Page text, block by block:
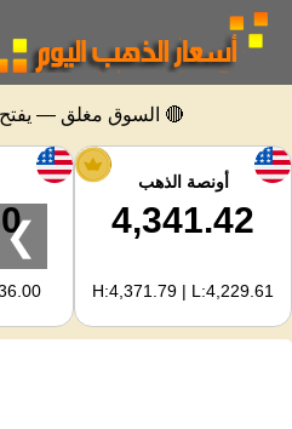
سعر
اسعار
حاسبة
🔴 السوق مغلق —
أونصة الذهب
4,341.42
H:4,371.79 | L:4,229.61
❯